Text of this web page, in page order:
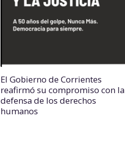
El Gobierno de Corrientes
reafirmó su compromiso con la
defensa de los derechos
humanos